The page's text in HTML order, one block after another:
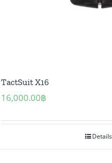
TactSuit X16
16,000.00฿
Details